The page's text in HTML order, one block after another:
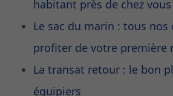
habitant près de chez vous
Le sac du marin : tous
profiter de votre première
La transat retour : le bon
équipiers